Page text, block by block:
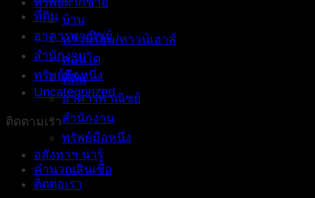
บ้าน
ทาวน์โฮม/ทาวน์เฮาส์
คอนโด
ที่ดิน
อาคารพาณิชย์
สำนักงาน
ทรัพย์มือหนึ่ง
อสังหาฯ น่ารู้
คำนวณสินเชื่อ
ติดต่อเรา
ที่ดิน
อาคารพาณิชย์
สำนักงาน
ทรัพย์มือหนึ่ง
Uncategorized
ติดตามเรา